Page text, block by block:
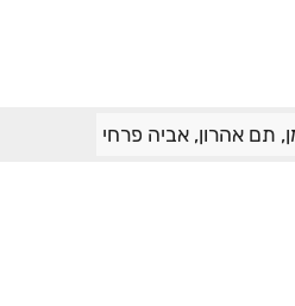
תם אהרון, אביה פרחי